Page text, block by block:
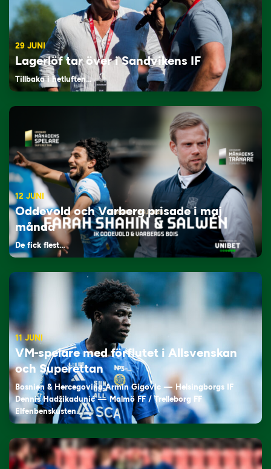
29 JUNI
Lagerlöf tar över i Sandvikens IF
Tillbaka i hetluften…
12 JUNI
Oddevold och Varberg prisade i maj
månad
De fick flest…
11 JUNI
VM-spelare med förflutet i Allsvenskan
och Superettan
Bosnien & Hercegovina Armin Gigovic — Helsingborgs IF
Dennis Hadžikadunić — Malmö FF / Trelleborg FF
Elfenbenskusten…